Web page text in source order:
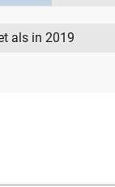
als in 2019